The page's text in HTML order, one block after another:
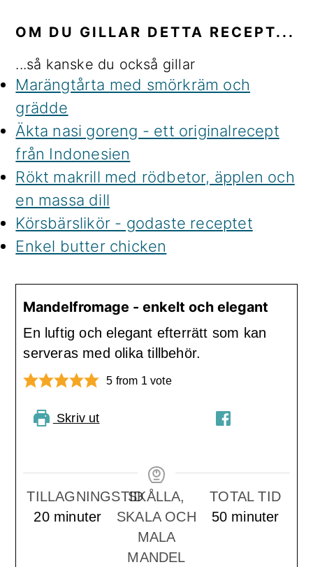
OM DU GILLAR DETTA RECEPT...
...så kanske du också gillar
Marängtårta med smörkräm och
grädde
Äkta nasi goreng - ett originalrecept
från Indonesien
Rökt makrill med rödbetor, äpplen och
en massa dill
Körsbärslikör - godaste receptet
Enkel butter chicken
Mandelfromage - enkelt och elegant
En luftig och elegant efterrätt som kan
serveras med olika tillbehör.
5 from 1 vote
Skriv ut
TILLAGNINGSTID
20minuter
minuter
SKÅLLA,
SKALA OCH
MALA
MANDEL
TOTAL TID
50minuter
minuter